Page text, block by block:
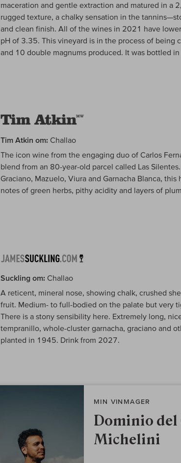
maceration and gentle extraction and matured in a
rugged texture, a chalky sensation in the
and clean finish. All of the wines in 2021 have
pH of 3.35. This vineyard is in the process of
and 10 double magnums produced. It was bottled
Tim Atkin om: Challao
The icon wine from the engaging duo of Carlos
blend from an 80-year-old parcel called Las
Graciano, Mazuelo, Viura and Garnacha Blanca,
notes of green herbs, pithy acidity and layers of
Suckling om: Challao
A reticent, mineral nose, showing chalk, crushed
fruit. Medium- to full-bodied on the palate but very
There is a stony sensibility here. Extremely long,
tempranillo, whole-cluster garnacha, graciano and
planted in 1945. Drink from 2027.
MIN VINMAGER
Dominio del
Michelini